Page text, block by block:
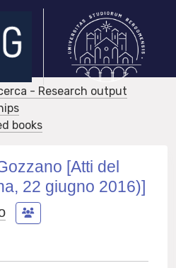
- Research output
books
[Atti del
22 giugno 2016)]